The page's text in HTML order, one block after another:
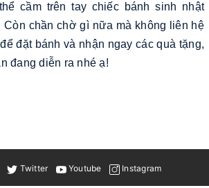
cầm trên tay chiếc bánh sinh nhật
Còn chần chờ gì nữa mà không liên hệ
đặt bánh và nhận ngay các quà tặng,
đang diễn ra nhé ạ!
Twitter Youtube Instagram